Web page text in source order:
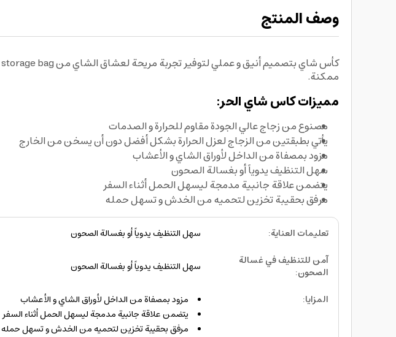
وصف المنتج
ممكنة.
مميزات كاس شاي الحر:
مصنوع من زجاج عالي الجودة مقاوم للحرارة و الصدمات
يأتي بطبقتين من الزجاج لعزل الحرارة بشكل أفضل دون أن يسخن من الخارج
مزود بمصفاة من الداخل لأوراق الشاي و الأعشاب
سهل التنظيف يدوياً أو بغسالة الصحون
يتضمن علاقة جانبية مدمجة ليسهل الحمل أثناء السفر
مرفق بحقيبة تخزين لتحميه من الخدش و تسهل حمله
تعليمات العناية:
سهل التنظيف يدوياً أو بغسالة الصحون
آمن للتنظيف في غسالة
الصحون: سهل التنظيف يدوياً أو بغسالة الصحون
المزايا:
مزود بمصفاة من الداخل لأوراق الشاي و الأعشاب
يتضمن علاقة جانبية مدمجة ليسهل الحمل أثناء السفر
مرفق بحقيبة تخزين لتحميه من الخدش و تسهل حمله